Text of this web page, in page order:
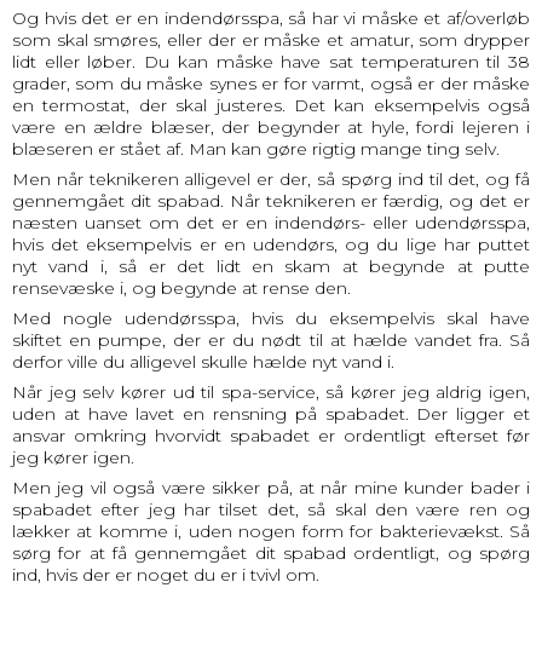
Og hvis det er en indendørsspa, så har vi måske et af/overløb
som skal smøres, eller der er måske et amatur, som drypper
lidt eller løber. Du kan måske have sat temperaturen til 38
grader, som du måske synes er for varmt, også er der måske
en termostat, der skal justeres. Det kan eksempelvis også
være en ældre blæser, der begynder at hyle, fordi lejeren i
blæseren er stået af. Man kan gøre rigtig mange ting selv.
Men når teknikeren alligevel er der, så spørg ind til det, og få
gennemgået dit spabad. Når teknikeren er færdig, og det er
næsten uanset om det er en indendørs- eller udendørsspa,
hvis det eksempelvis er en udendørs, og du lige har puttet
nyt vand i, så er det lidt en skam at begynde at putte
rensevæske i, og begynde at rense den.
Med nogle udendørsspa, hvis du eksempelvis skal have
skiftet en pumpe, der er du nødt til at hælde vandet fra. Så
derfor ville du alligevel skulle hælde nyt vand i.
Når jeg selv kører ud til spa-service, så kører jeg aldrig igen,
uden at have lavet en rensning på spabadet. Der ligger et
ansvar omkring hvorvidt spabadet er ordentligt efterset før
jeg kører igen.
Men jeg vil også være sikker på, at når mine kunder bader i
spabadet efter jeg har tilset det, så skal den være ren og
lækker at komme i, uden nogen form for bakterievækst. Så
sørg for at få gennemgået dit spabad ordentligt, og spørg
ind, hvis der er noget du er i tvivl om.